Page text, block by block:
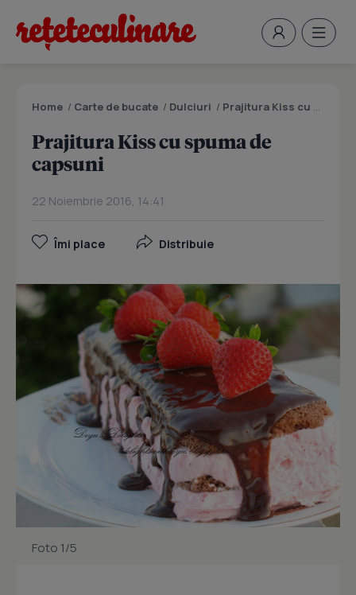
Home / Carte de bucate / Dulciuri / Prajitura Kiss cu spuma de capsuni
Prajitura Kiss cu spuma de
capsuni
22 Noiembrie 2016, 14:41
Îmi place Distribuie
Foto 1/5